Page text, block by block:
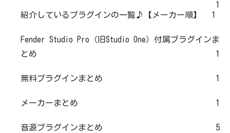
1
紹介しているプラグインの一覧♪【メーカー順】
1
Fender Studio Pro（旧Studio One）付属プラグインま
とめ
1
無料プラグインまとめ 1
メーカーまとめ 1
音源プラグインまとめ 5